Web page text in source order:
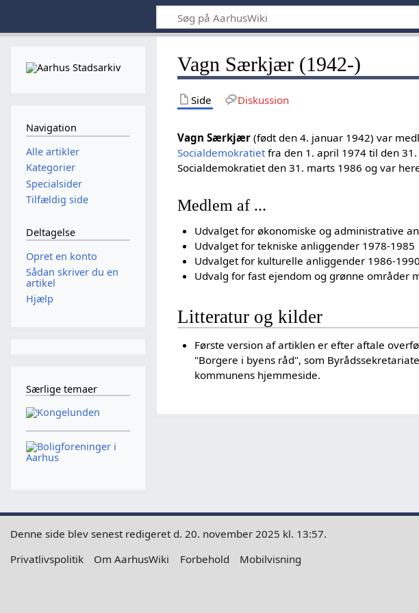
Vagn Særkjær (1942-)
Side Diskussion
Vagn Særkjær (født den 4. januar 1942) var
Socialdemokratiet fra den 1. april 1974 til den
Socialdemokratiet den 31. marts 1986 og var
Medlem af ...
Udvalget for økonomiske og administrative
Udvalget for tekniske anliggender 1978-1985
Udvalget for kulturelle anliggender 1986-1990
Udvalg for fast ejendom og grønne områder
Litteratur og kilder
Første version af artiklen er efter aftale
"Borgere i byens råd", som
kommunens hjemmeside.
Navigation
Alle artikler
Kategorier
Specialsider
Tilfældig side
Deltagelse
Opret en konto
Sådan skriver du en
artikel
Hjælp
Særlige temaer
Denne side blev senest redigeret d. 20. november 2025 kl. 13:57.
Privatlivspolitik
Om AarhusWiki Forbehold Mobilvisning